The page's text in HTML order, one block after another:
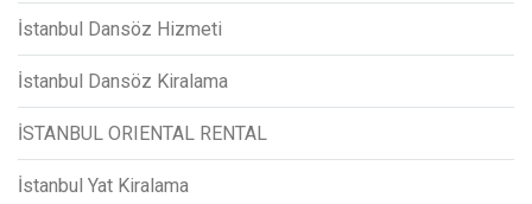
İstanbul Dansöz Hizmeti
İstanbul Dansöz Kiralama
İSTANBUL ORIENTAL RENTAL
İstanbul Yat Kiralama